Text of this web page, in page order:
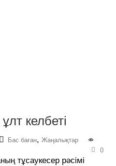
келбеті
Бас баған, Жаңалықтар
0
тұсаукесер рәсімі